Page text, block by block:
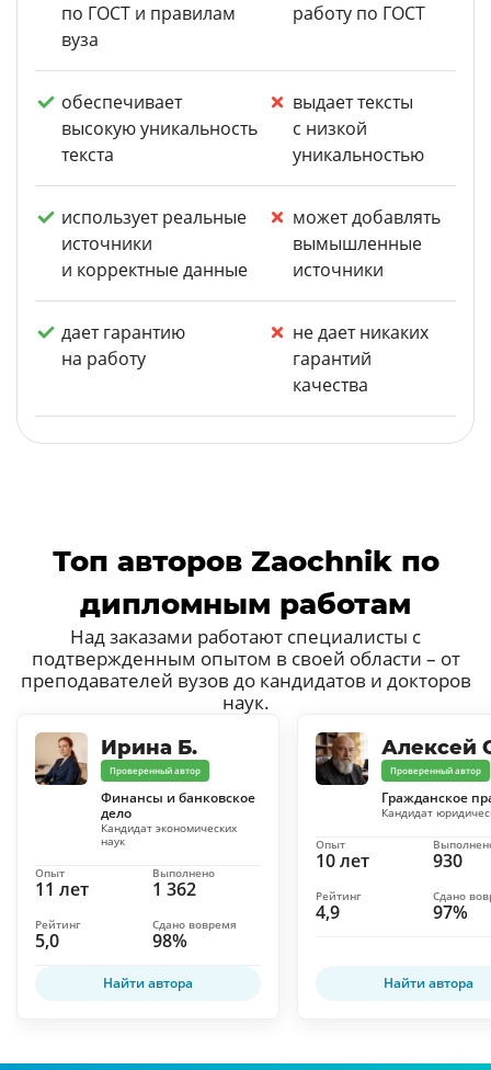
по ГОСТ и правилам
вуза
работу по ГОСТ
обеспечивает
высокую уникальность
текста
выдает тексты
с низкой
уникальностью
использует реальные
источники
и корректные данные
может добавлять
вымышленные
источники
дает гарантию
на работу
не дает никаких
гарантий
качества
Топ авторов Zaochnik по
дипломным работам
Над заказами работают специалисты с
подтвержденным опытом в своей области – от
преподавателей вузов до кандидатов и докторов
наук.
Ирина Б.
Проверенный автор
Финансы и банковское
дело
Кандидат экономических
наук
11 лет
Опыт
1 362
Выполнено
5,0
Рейтинг
98%
Сдано вовремя
Найти автора
Алексей
Проверенный автор
Гражданское
Кандидат
10 лет
Опыт
930
4,9
Рейтинг
97%
Сдано
Найти автора